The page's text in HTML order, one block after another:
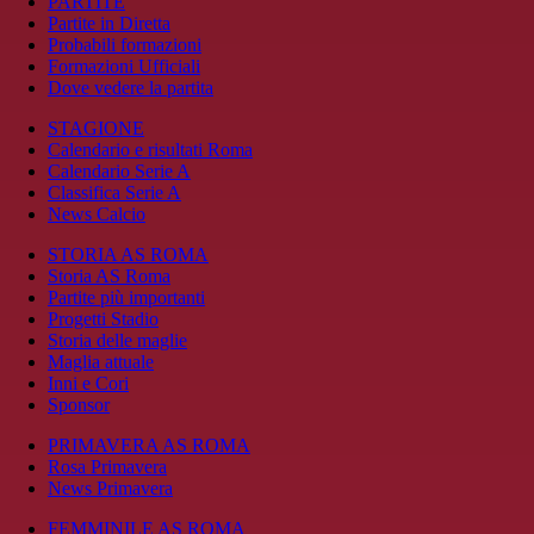
Partite in Diretta
Probabili formazioni
Formazioni Ufficiali
Dove vedere la partita
STAGIONE
Calendario e risultati Roma
Calendario Serie A
Classifica Serie A
News Calcio
STORIA AS ROMA
Storia AS Roma
Partite più importanti
Progetti Stadio
Storia delle maglie
Maglia attuale
Inni e Cori
Sponsor
PRIMAVERA AS ROMA
Rosa Primavera
News Primavera
FEMMINILE AS ROMA